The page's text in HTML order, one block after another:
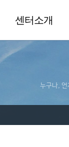
센터소개
누구나, 언